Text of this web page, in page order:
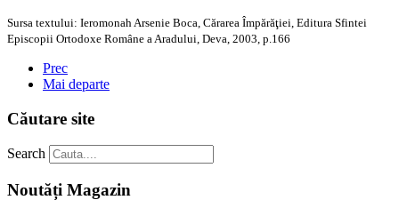
Sursa textului: Ieromonah Arsenie Boca, Cărarea Împărăţiei, Editura Sfintei
Episcopii Ortodoxe Române a Aradului, Deva, 2003, p.166
Prec
Mai departe
Căutare site
Search
Noutăți Magazin